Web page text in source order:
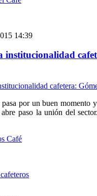
14:39
institucionalidad
por un buen momento
paso la unión del
Café